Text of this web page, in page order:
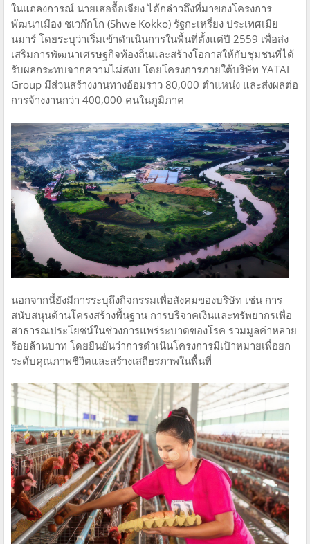
ในแถลงการณ์ นายเสอจื้อเจียง ได้กล่าวถึงที่มาของโครงการ
พัฒนาเมือง ชเวก๊กโก (Shwe Kokko) รัฐกะเหรี่ยง ประเทศเมีย
นมาร์ โดยระบุว่าเริ่มเข้าดำเนินการในพื้นที่ตั้งแต่ปี 2559 เพื่อส่ง
เสริมการพัฒนาเศรษฐกิจท้องถิ่นและสร้างโอกาสให้กับชุมชนที่ได้
รับผลกระทบจากความไม่สงบ โดยโครงการภายใต้บริษัท YATAI
Group มีส่วนสร้างงานทางอ้อมราว 80,000 ตำแหน่ง และส่งผลต่อ
การจ้างงานกว่า 400,000 คนในภูมิภาค
นอกจากนี้ยังมีการระบุถึงกิจกรรมเพื่อสังคมของบริษัท เช่น การ
สนับสนุนด้านโครงสร้างพื้นฐาน การบริจาคเงินและทรัพยากรเพื่อ
สาธารณประโยชน์ในช่วงการแพร่ระบาดของโรค รวมมูลค่าหลาย
ร้อยล้านบาท โดยยืนยันว่าการดำเนินโครงการมีเป้าหมายเพื่อยก
ระดับคุณภาพชีวิตและสร้างเสถียรภาพในพื้นที่